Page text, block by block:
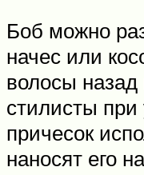
Боб можно
начес или
волосы
стилисты при
причесок
наносят его